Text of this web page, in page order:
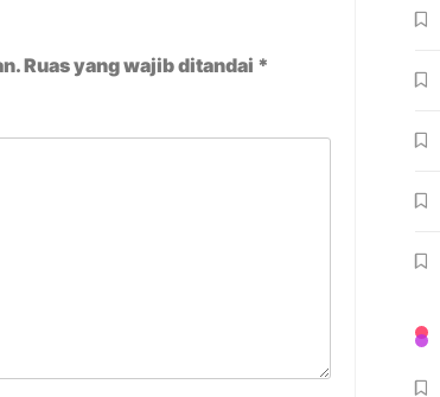
Ruas yang wajib ditandai *